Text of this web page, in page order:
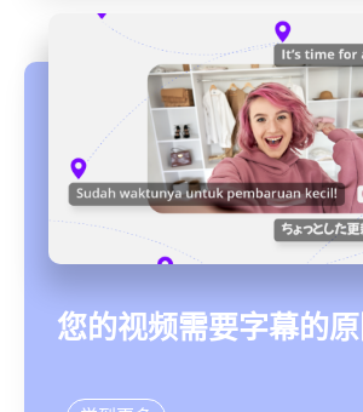
您的视频需要字幕的原